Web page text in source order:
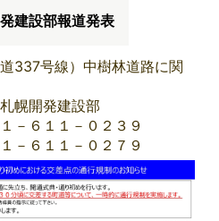
建設部報道発表
337号線）中樹林道路に関
幌開発建設部
６１１－０２３９
６１１－０２７９